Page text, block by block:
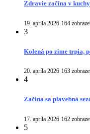
Zdravie začína v
19. apríla 2026 164
3
Kolená po zime trpia,
20. apríla 2026 163
4
Začína sa plavebná
17. apríla 2026 162
5